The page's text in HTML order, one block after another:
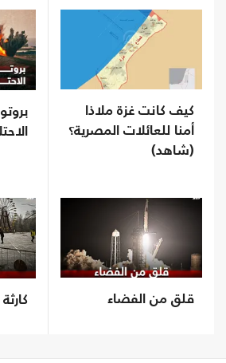
كيف كانت غزة ملاذا
أمنا للعائلات المصرية؟
(شاهد)
قلق من الفضاء